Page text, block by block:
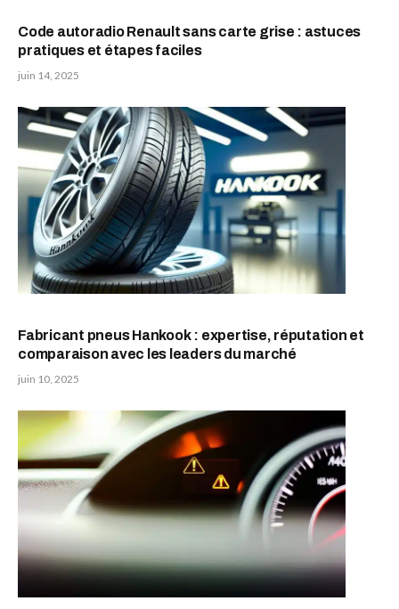
Code autoradio Renault sans carte grise : astuces
pratiques et étapes faciles
juin 14, 2025
Fabricant pneus Hankook : expertise, réputation et
comparaison avec les leaders du marché
juin 10, 2025